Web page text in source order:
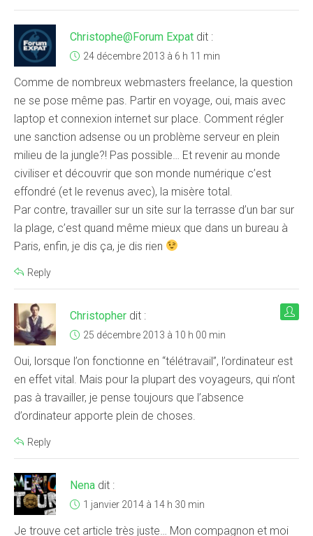
Christophe@Forum Expat dit :
24 décembre 2013 à 6 h 11 min
Comme de nombreux webmasters freelance, la question
ne se pose même pas. Partir en voyage, oui, mais avec
laptop et connexion internet sur place. Comment régler
une sanction adsense ou un problème serveur en plein
milieu de la jungle?! Pas possible… Et revenir au monde
civiliser et découvrir que son monde numérique c’est
effondré (et le revenus avec), la misère total.
Par contre, travailler sur un site sur la terrasse d’un bar sur
la plage, c’est quand même mieux que dans un bureau à
Paris, enfin, je dis ça, je dis rien
Reply
Christopher dit :
25 décembre 2013 à 10 h 00 min
Oui, lorsque l’on fonctionne en “télétravail”, l’ordinateur est
en effet vital. Mais pour la plupart des voyageurs, qui n’ont
pas à travailler, je pense toujours que l’absence
d’ordinateur apporte plein de choses.
Reply
Nena dit :
1 janvier 2014 à 14 h 30 min
Je trouve cet article très juste… Mon compagnon et moi